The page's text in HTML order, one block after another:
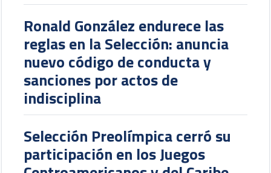
Ronald González endurece las
reglas en la Selección: anuncia
nuevo código de conducta y
sanciones por actos de
indisciplina
Selección Preolímpica cerró su
participación en los Juegos